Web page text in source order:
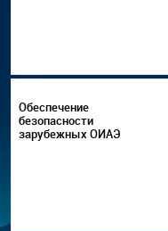
Обеспечение
безопасности
зарубежных ОИАЭ